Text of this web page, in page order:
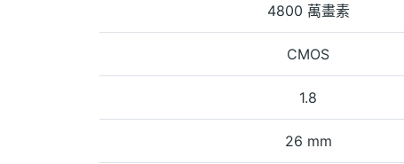
4800 萬畫素
CMOS
1.8
26 mm